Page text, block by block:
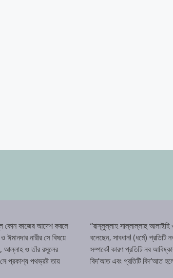
কোন কাজের আদেশ করলে
ঈমানদার নারীর সে বিষয়ে
আল্লাহ ও তাঁর রসূলের
প্রকাশ্য পথভ্রষ্ট তায়
“রাসূলুল্লাহ সাল্লাল্লাহু আলাইহি
বলেছেন, সাবধান! (ধর্মে) প্রতিটি
সম্পর্কে! কারণ প্রতিটি নব
বিদ‘আত এবং প্রতিটি বিদ‘আত